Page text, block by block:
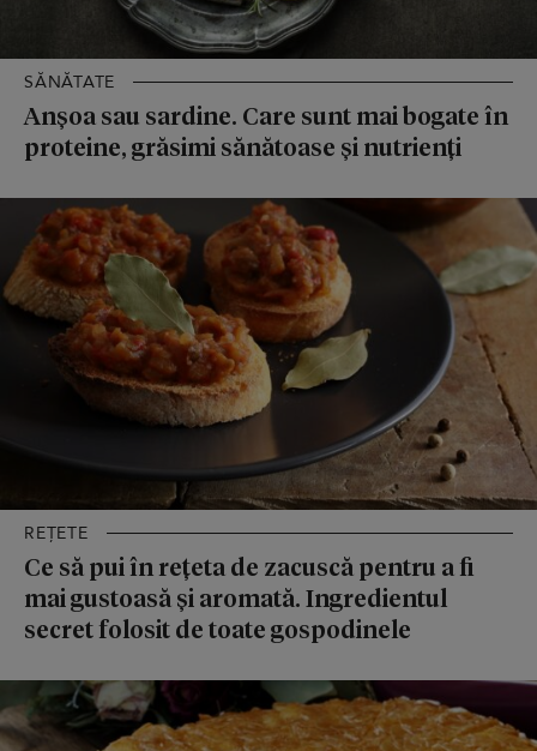
SĂNĂTATE
Anșoa sau sardine. Care sunt mai bogate în
proteine, grăsimi sănătoase și nutrienți
REȚETE
Ce să pui în rețeta de zacuscă pentru a fi
mai gustoasă și aromată. Ingredientul
secret folosit de toate gospodinele